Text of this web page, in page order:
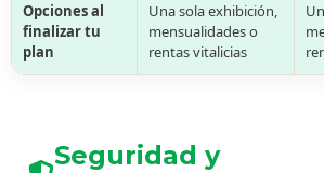
Opciones al
finalizar tu
plan
Una sola exhibición,
mensualidades o
rentas vitalicias
Seguridad y